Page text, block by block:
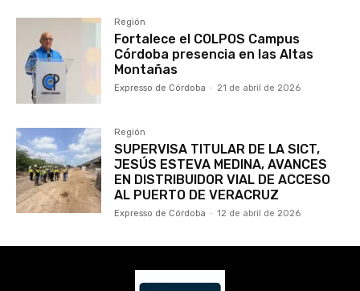
Región
Fortalece el COLPOS Campus
Córdoba presencia en las Altas
Montañas
Expresso de Córdoba - 21 de abril de 2026
Región
SUPERVISA TITULAR DE LA SICT,
JESÚS ESTEVA MEDINA, AVANCES
EN DISTRIBUIDOR VIAL DE ACCESO
AL PUERTO DE VERACRUZ
Expresso de Córdoba - 12 de abril de 2026